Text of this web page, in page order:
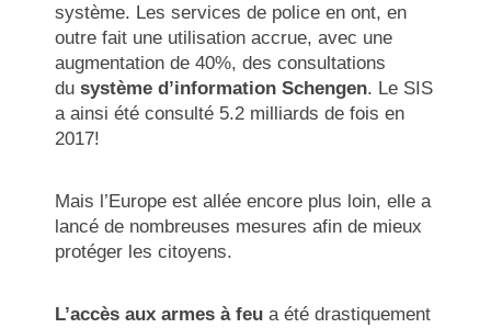
système. Les services de police en ont, en
outre fait une utilisation accrue, avec une
augmentation de 40%, des consultations
dusystème d’information Schengen. Le SIS
a ainsi été consulté 5.2 milliards de fois en
2017!
Mais l’Europe est allée encore plus loin, elle a
lancé de nombreuses mesures afin de mieux
protéger les citoyens.
L’accès aux armes à feu a été drastiquement